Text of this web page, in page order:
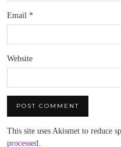
Email *
Website
This site uses Akismet to reduce
processed.